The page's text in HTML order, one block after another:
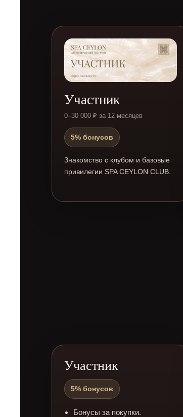
Участник
0–30 000 ₽ за 12 месяцев
5% бонусов
Знакомство с клубом и базовые
привилегии SPA CEYLON CLUB.
Участник
5% бонусов
Бонусы за покупки.